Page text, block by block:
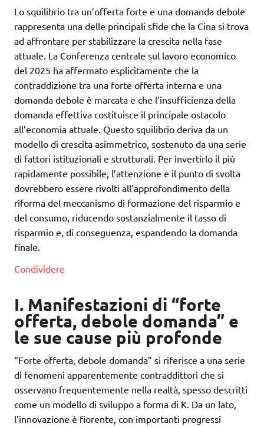
Lo squilibrio tra un’offerta forte e una domanda debole
rappresenta una delle principali sfide che la Cina si trova
ad affrontare per stabilizzare la crescita nella fase
attuale. La Conferenza centrale sul lavoro economico
del 2025 ha affermato esplicitamente che la
contraddizione tra una forte offerta interna e una
domanda debole è marcata e che l’insufficienza della
domanda effettiva costituisce il principale ostacolo
all’economia attuale. Questo squilibrio deriva da un
modello di crescita asimmetrico, sostenuto da una serie
di fattori istituzionali e strutturali. Per invertirlo il più
rapidamente possibile, l’attenzione e il punto di svolta
dovrebbero essere rivolti all’approfondimento della
riforma del meccanismo di formazione del risparmio e
del consumo, riducendo sostanzialmente il tasso di
risparmio e, di conseguenza, espandendo la domanda
finale.
Condividere
I. Manifestazioni di “forte
offerta, debole domanda” e
le sue cause più profonde
“Forte offerta, debole domanda” si riferisce a una serie
di fenomeni apparentemente contraddittori che si
osservano frequentemente nella realtà, spesso descritti
come un modello di sviluppo a forma di K. Da un lato,
l’innovazione è fiorente, con importanti progressi